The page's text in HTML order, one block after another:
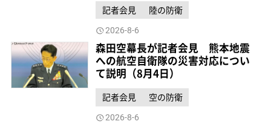
記者会見 陸の防衛
2026-8-6
森田空幕長が記者会見 熊本地震
への航空自衛隊の災害対応につい
て説明（8月4日）
記者会見 空の防衛
2026-8-6